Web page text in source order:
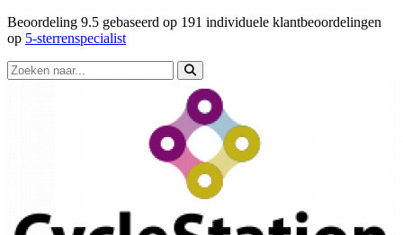
Beoordeling 9.5 gebaseerd op 191 individuele klantbeoordelingen
op 5-sterrenspecialist